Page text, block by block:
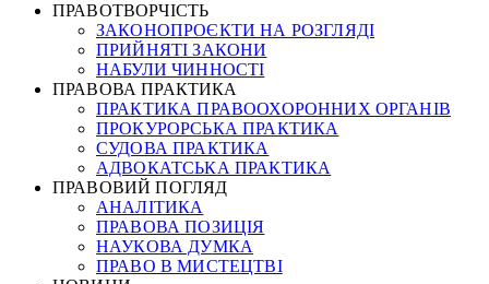
ПРАВОТВОРЧІСТЬ
ЗАКОНОПРОЄКТИ НА РОЗГЛЯДІ
ПРИЙНЯТІ ЗАКОНИ
НАБУЛИ ЧИННОСТІ
ПРАВОВА ПРАКТИКА
ПРАКТИКА ПРАВООХОРОННИХ ОРГАНІВ
ПРОКУРОРСЬКА ПРАКТИКА
СУДОВА ПРАКТИКА
АДВОКАТСЬКА ПРАКТИКА
ПРАВОВИЙ ПОГЛЯД
АНАЛІТИКА
ПРАВОВА ПОЗИЦІЯ
НАУКОВА ДУМКА
ПРАВО В МИСТЕЦТВІ